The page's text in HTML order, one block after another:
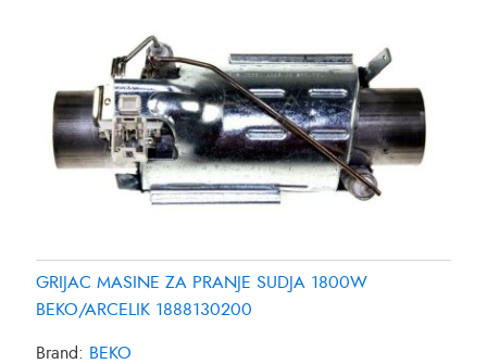
GRIJAC MASINE ZA PRANJE SUDJA 1800W
BEKO/ARCELIK 1888130200
Brand: BEKO